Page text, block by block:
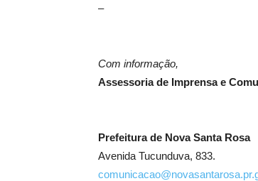
–
Com informação,
Assessoria de Imprensa e
Prefeitura de Nova Santa Rosa
Avenida Tucunduva, 833.